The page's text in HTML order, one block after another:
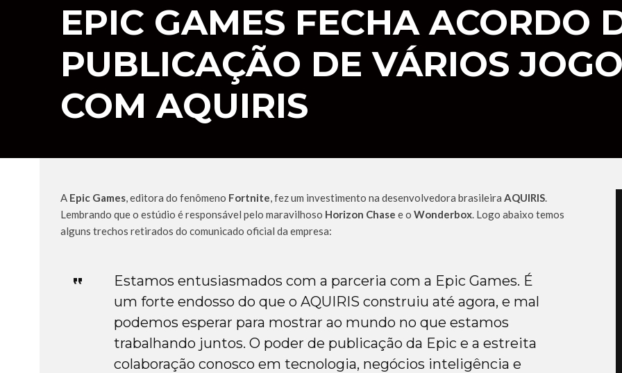
EPIC GAMES FECHA ACORDO
PUBLICAÇÃO DE VÁRIOS
COM AQUIRIS
A Epic Games, editora do fenômeno Fortnite, fez um investimento na desenvolvedora brasileira AQUIRIS.
Lembrando que o estúdio é responsável pelo maravilhoso Horizon Chase e o Wonderbox. Logo abaixo temos
alguns trechos retirados do comunicado oficial da empresa:
Estamos entusiasmados com a parceria com a Epic Games. É
um forte endosso do que o AQUIRIS construiu até agora, e mal
podemos esperar para mostrar ao mundo no que estamos
trabalhando juntos. O poder de publicação da Epic e a estreita
colaboração conosco em tecnologia, negócios inteligência e